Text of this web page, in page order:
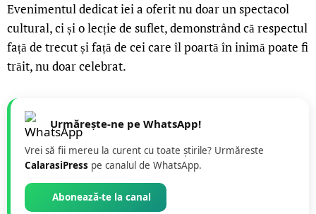
Evenimentul dedicat iei a oferit nu doar un spectacol
cultural, ci și o lecție de suflet, demonstrând că respectul
față de trecut și față de cei care îl poartă în inimă poate fi
trăit, nu doar celebrat.
Urmărește-ne pe WhatsApp!
Vrei să fii mereu la curent cu toate știrile? Urmăreste
CalarasiPress pe canalul de WhatsApp.
Abonează-te la canal